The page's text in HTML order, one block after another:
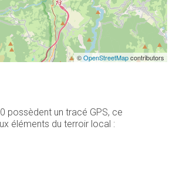
©OpenStreetMapcontributors
possèdent un tracé GPS, ce
éléments du terroir local :